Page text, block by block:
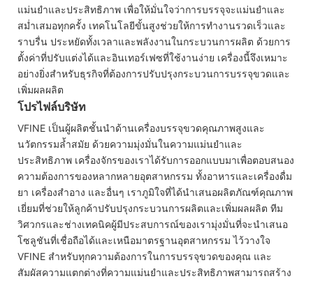
แม่นยำและประสิทธิภาพ เพื่อให้มั่นใจว่าการบรรจุจะแม่นยำและ
สม่ำเสมอทุกครั้ง เทคโนโลยีขั้นสูงช่วยให้การทำงานรวดเร็วและ
ราบรื่น ประหยัดทั้งเวลาและพลังงานในกระบวนการผลิต ด้วยการ
ตั้งค่าที่ปรับแต่งได้และอินเทอร์เฟซที่ใช้งานง่าย เครื่องนี้จึงเหมาะ
อย่างยิ่งสำหรับธุรกิจที่ต้องการปรับปรุงกระบวนการบรรจุขวดและ
เพิ่มผลผลิต
โปรไฟล์บริษัท
VFINE เป็นผู้ผลิตชั้นนำด้านเครื่องบรรจุขวดคุณภาพสูงและ
นวัตกรรมล้ำสมัย ด้วยความมุ่งมั่นในความแม่นยำและ
ประสิทธิภาพ เครื่องจักรของเราได้รับการออกแบบมาเพื่อตอบสนอง
ความต้องการของหลากหลายอุตสาหกรรม ทั้งอาหารและเครื่องดื่ม
ยา เครื่องสำอาง และอื่นๆ เราภูมิใจที่ได้นำเสนอผลิตภัณฑ์คุณภาพ
เยี่ยมที่ช่วยให้ลูกค้าปรับปรุงกระบวนการผลิตและเพิ่มผลผลิต ทีม
วิศวกรและช่างเทคนิคผู้มีประสบการณ์ของเรามุ่งมั่นที่จะนำเสนอ
โซลูชันที่เชื่อถือได้และเหนือมาตรฐานอุตสาหกรรม ไว้วางใจ
VFINE สำหรับทุกความต้องการในการบรรจุขวดของคุณ และ
สัมผัสความแตกต่างที่ความแม่นยำและประสิทธิภาพสามารถสร้าง